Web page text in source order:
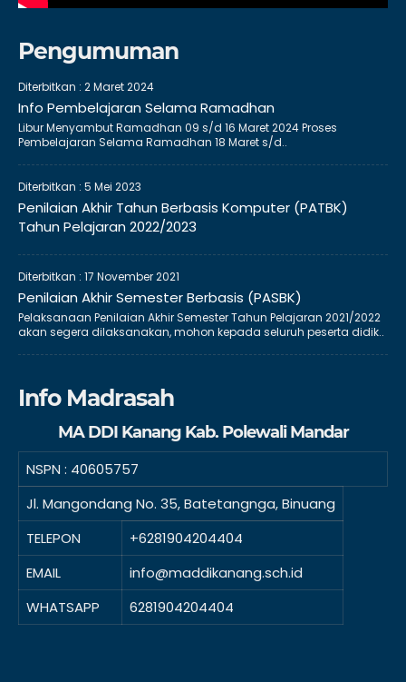
Pengumuman
Diterbitkan : 2 Maret 2024
Info Pembelajaran Selama Ramadhan
Libur Menyambut Ramadhan 09 s/d 16 Maret 2024 Proses
Pembelajaran Selama Ramadhan 18 Maret s/d..
Diterbitkan : 5 Mei 2023
Penilaian Akhir Tahun Berbasis Komputer (PATBK)
Tahun Pelajaran 2022/2023
Diterbitkan : 17 November 2021
Penilaian Akhir Semester Berbasis (PASBK)
Pelaksanaan Penilaian Akhir Semester Tahun Pelajaran 2021/2022
akan segera dilaksanakan, mohon kepada seluruh peserta didik..
Info Madrasah
MA DDI Kanang Kab. Polewali Mandar
NSPN : 40605757
Jl. Mangondang No. 35, Batetangnga, Binuang
TELEPON
+6281904204404
EMAIL
info@maddikanang.sch.id
WHATSAPP
6281904204404